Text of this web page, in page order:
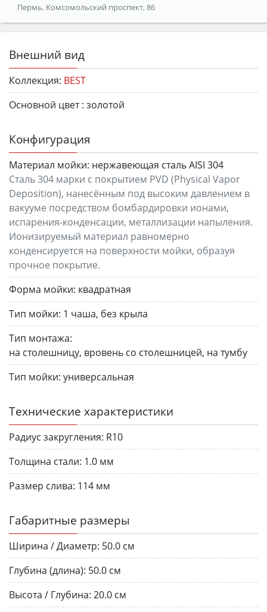
Пермь, Комсомольский проспект, 86
Внешний вид
Коллекция: BEST
Основной цвет : золотой
Конфигурация
Материал мойки: нержавеющая сталь AISI 304
Сталь 304 марки с покрытием PVD (Physical Vapor
Deposition), нанесённым под высоким давлением в
вакууме посредством бомбардировки ионами,
испарения-конденсации, металлизации напыления.
Ионизируемый материал равномерно
конденсируется на поверхности мойки, образуя
прочное покрытие.
Форма мойки: квадратная
Тип мойки: 1 чаша, без крыла
Тип монтажа:
на столешницу, вровень со столешницей, на тумбу
Тип мойки: универсальная
Технические характеристики
Радиус закругления: R10
Толщина стали: 1.0 мм
Размер слива: 114 мм
Габаритные размеры
Ширина / Диаметр: 50.0 см
Глубина (длина): 50.0 см
Высота / Глубина: 20.0 см